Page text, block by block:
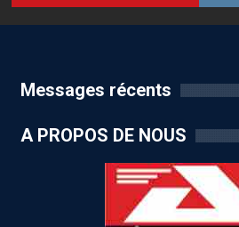
Messages récents
A PROPOS DE NOUS